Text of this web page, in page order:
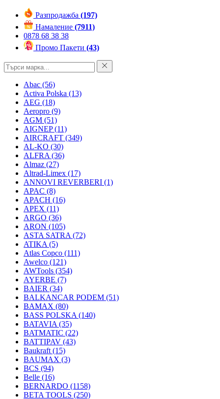
Разпродажба (197)
Намаление (7911)
0878 68 38 38
Промо Пакети (43)
Abac (56)
Activa Polska (13)
AEG (18)
Aeropro (9)
AGM (51)
AIGNEP(11)
AIRCRAFT (349)
AL-KO (30)
ALFRA (36)
Almaz (27)
Altrad-Limex (17)
ANNOVI REVERBERI (1)
APAC (8)
APACH (16)
APEX (11)
ARGO (36)
ARON (105)
ASTA SATRA (72)
ATIKA (5)
Atlas Copco (111)
Awelco (121)
AWTools (354)
AYERBE (7)
BAIER (34)
BALKANCAR PODEM (51)
BAMAX (80)
BASS POLSKA (140)
BATAVIA (35)
BATMATIC (22)
BATTIPAV (43)
Baukraft (15)
BAUMAX (3)
BCS (94)
Belle (16)
BERNARDO (1158)
BETA TOOLS (250)